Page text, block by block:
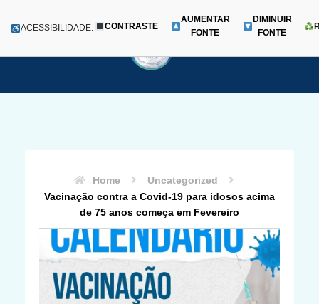
para
Menu
ACESSIBILIDADE: CONTRASTE
AUMENTAR
FONTE
DIMINUIR
FONTE
Home
Uncategorized
Vacinação contra a Covid-19 para idosos acima
de 75 anos começa em Fevereiro